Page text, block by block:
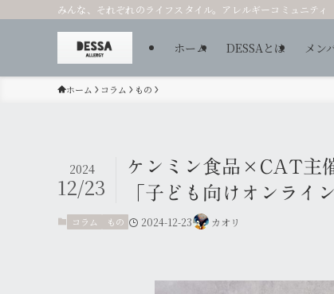
みんな、それぞれのライフスタイル。アレルギーコミュニティ
ホーム DESSAとは メン
ホーム コラム もの
ケンミン食品×CAT主
「子ども向けオンライ
2024
12/23
コラム もの 2024-12-23 カオリ